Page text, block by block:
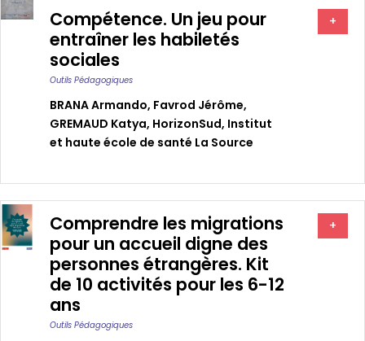
Compétence. Un jeu pour
entraîner les habiletés
sociales
Outils Pédagogiques
BRANA Armando, Favrod Jérôme,
GREMAUD Katya, HorizonSud, Institut
et haute école de santé La Source
+
Comprendre les migrations
pour un accueil digne des
personnes étrangères. Kit
de 10 activités pour les 6-12
ans
Outils Pédagogiques
+